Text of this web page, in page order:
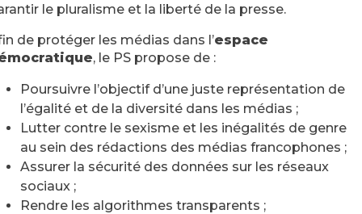
le pluralisme et la liberté de la presse.
de protéger les médias dans l’espace
, le PS propose de :
Poursuivre l’objectif d’une juste représentation de
l’égalité et de la diversité dans les médias ;
Lutter contre le sexisme et les inégalités de genre
au sein des rédactions des médias francophones ;
Assurer la sécurité des données sur les réseaux
sociaux ;
Rendre les algorithmes transparents ;